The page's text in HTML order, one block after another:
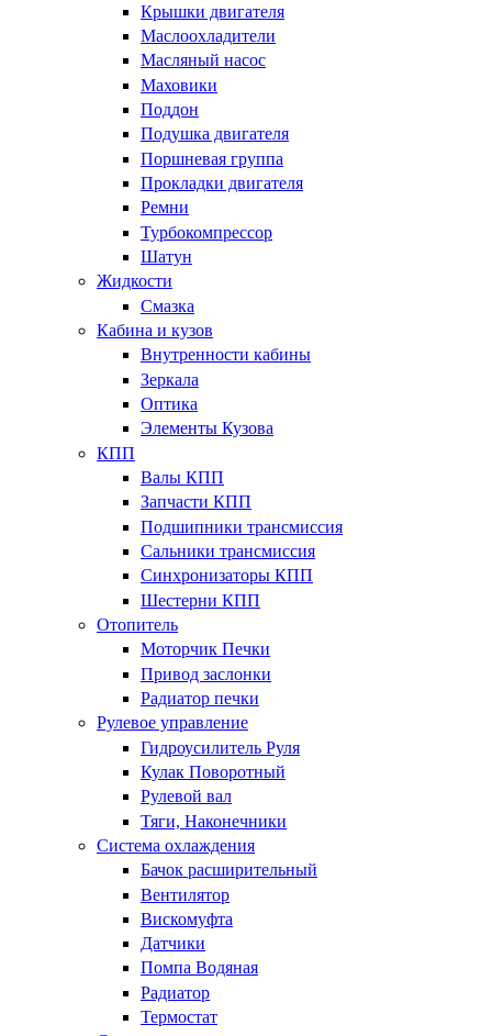
Крышки двигателя
Маслоохладители
Масляный насос
Маховики
Поддон
Подушка двигателя
Поршневая группа
Прокладки двигателя
Ремни
Турбокомпрессор
Шатун
Жидкости
Смазка
Кабина и кузов
Внутренности кабины
Зеркала
Оптика
Элементы Кузова
КПП
Валы КПП
Запчасти КПП
Подшипники трансмиссия
Сальники трансмиссия
Синхронизаторы КПП
Шестерни КПП
Отопитель
Моторчик Печки
Привод заслонки
Радиатор печки
Рулевое управление
Гидроусилитель Руля
Кулак Поворотный
Рулевой вал
Тяги, Наконечники
Система охлаждения
Бачок расширительный
Вентилятор
Вискомуфта
Датчики
Помпа Водяная
Радиатор
Термостат